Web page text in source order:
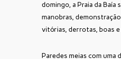
domingo, a Praia da Baía
manobras,
vitórias, derrotas, boas e
Paredes meias com uma